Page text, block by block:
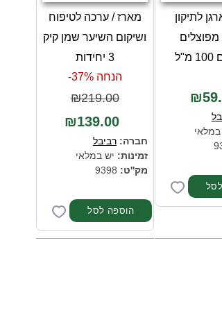
לתיקון
מפוצלים
במלאי
מארז / ערכה לטיפוח
ושיקום השיער שמן קיק
3 יחידות
הנחה 37%-
₪219.00
₪139.00
חברה:רביבל
זמינות: יש במלאי
מק''ט: